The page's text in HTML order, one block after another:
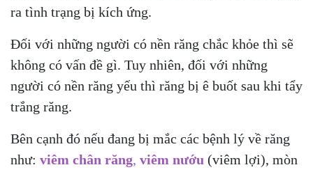
ra tình trạng bị kích ứng.
Đối với những người có nền răng chắc khỏe thì sẽ
không có vấn đề gì. Tuy nhiên, đối với những
người có nền răng yếu thì răng bị ê buốt sau khi tẩy
trắng răng.
Bên cạnh đó nếu đang bị mắc các bệnh lý về răng
như: viêm chân răng, viêm nướu (viêm lợi), mòn